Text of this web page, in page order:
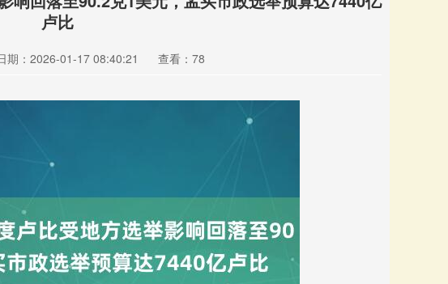
卢比
期：2026-01-17 08:40:21 查看：78